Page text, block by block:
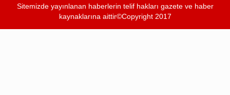
Sitemizde yayınlanan haberlerin telif hakları gazete ve haber
kaynaklarına aittir©Copyright 2017